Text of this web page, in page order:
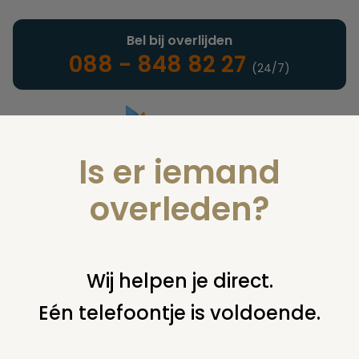
Landelijke uitvaartonderneming
Bel bij overlijden
088 - 848 82 27 (24/7)
U bent hier: home nieuws & agenda nieuws
Is er iemand
overleden?
Wij helpen je direct.
Eén telefoontje is voldoende.